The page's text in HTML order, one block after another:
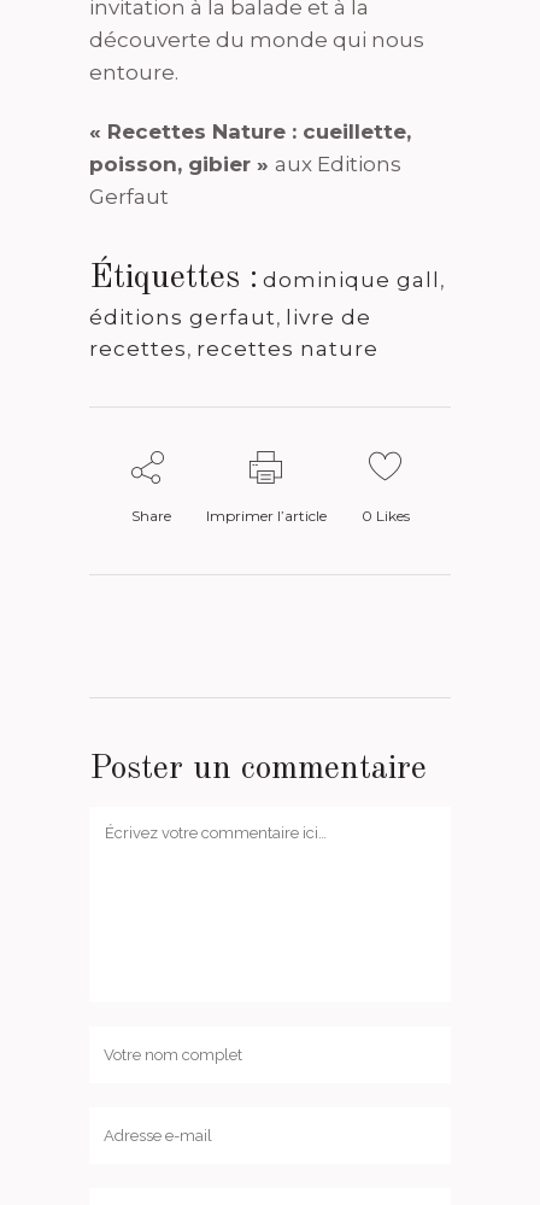
invitation à la balade et à la
découverte du monde qui nous
entoure.
« Recettes Nature : cueillette,
poisson, gibier » aux Editions
Gerfaut
Étiquettes : dominique gall ,
éditions gerfaut, livre de
recettes, recettes nature
Share Imprimer l’article 0 Likes
Poster un commentaire